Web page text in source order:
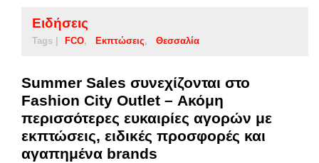
Ειδήσεις
Tags | FCO Εκπτώσεις Θεσσαλία
Summer Sales συνεχίζονται στο
Fashion City Outlet – Ακόμη
περισσότερες ευκαιρίες αγορών με
εκπτώσεις, ειδικές προσφορές και
αγαπημένα brands